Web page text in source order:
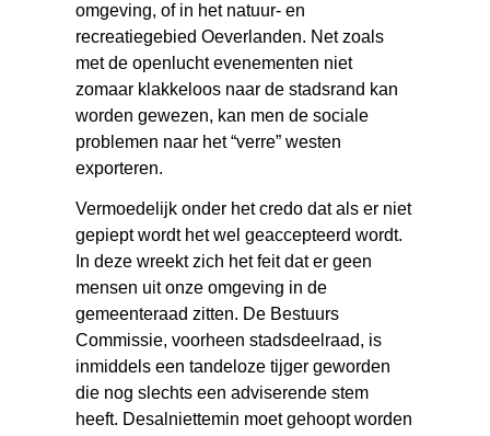
omgeving, of in het natuur- en
recreatiegebied Oeverlanden. Net zoals
met de openlucht evenementen niet
zomaar klakkeloos naar de stadsrand kan
worden gewezen, kan men de sociale
problemen naar het “verre” westen
exporteren.
Vermoedelijk onder het credo dat als er niet
gepiept wordt het wel geaccepteerd wordt.
In deze wreekt zich het feit dat er geen
mensen uit onze omgeving in de
gemeenteraad zitten. De Bestuurs
Commissie, voorheen stadsdeelraad, is
inmiddels een tandeloze tijger geworden
die nog slechts een adviserende stem
heeft. Desalniettemin moet gehoopt worden